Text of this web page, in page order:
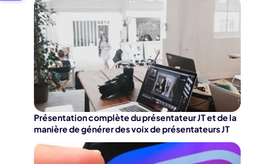
Présentation complète du présentateur JT et de la
manière de générer des voix de présentateurs JT